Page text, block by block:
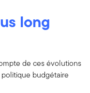
long
de ces évolutions
budgétaire